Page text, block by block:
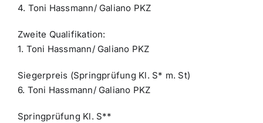
4. Toni Hassmann/ Galiano PKZ
Zweite Qualifikation:
1. Toni Hassmann/ Galiano PKZ
Siegerpreis (Springprüfung Kl. S* m. St)
6. Toni Hassmann/ Galiano PKZ
Springprüfung Kl. S**